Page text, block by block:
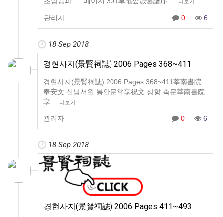
더보기
관리자 0 6
18 Sep 2018
경현사지(景賢祠誌) 2006 Pages 368~411
경현사지(景賢祠誌) 2006 Pages 368~411莘南書院
奉安文 신남서원 봉안문常享祝文 상향 축문莘南書院
享…
더보기
관리자 0 6
18 Sep 2018
경현사지(景賢祠誌) 2006 Pages 411~493